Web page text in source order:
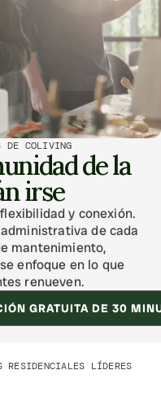
DE COLIVING
de la
irse
y conexión.
de cada
mantenimiento,
enfoque en lo que
renueven.
GRATUITA DE 30
RESIDENCIALES LÍDERES